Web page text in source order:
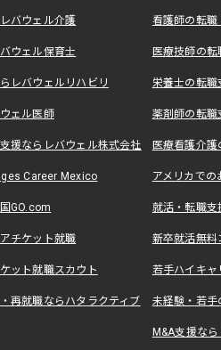
バウェル介護 看護師の転
ウェル保育士 医療技師の
レバウェルリハビリ 栄養士の転
ェル医師 薬剤師の転
援ならレバウェル株式会社 医療看護介
Career Mexico アメリカで
GO.com 就活・転職
チケット就職 新卒就活無料
ット就職スカウト 若手ハイキ
再就職ならハタラクティブ 未経験・若手
M&A支援な